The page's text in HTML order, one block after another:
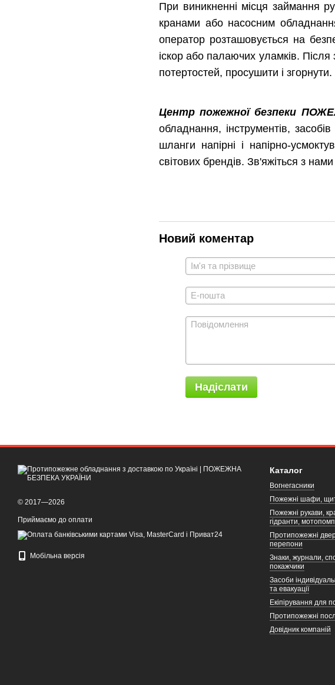
При виникненні місця займання
кранами або насосним
оператор розташовується на
іскор або палаючих уламків.
потертостей, просушити і згорнути.
Центр пожежної безпеки
обладнання, інструментів,
шланги напірні і напірно-
світових брендів. Зв'яжіться з
Новий коментар
Надіслати
© 2017—2026
Приймаємо до оплати
Мобільна версія
Каталог
Вогнегасники
Пожежні шафи,
Пожежні рукави,
гідранти,
Протипожежні
перепони
Знаки, журнали,
покажчики
Засоби
та евакуації
Екіпірування для
Протипожежні
Довідник компаній